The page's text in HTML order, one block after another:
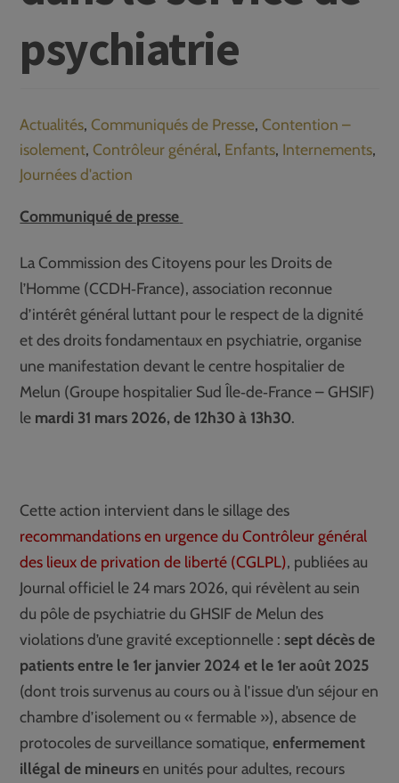
psychiatrie
Actualités, Communiqués de Presse, Contention –
isolement, Contrôleur général, Enfants, Internements,
Journées d'action
Communiqué de presse
La Commission des Citoyens pour les Droits de
l’Homme (CCDH‑France), association reconnue
d’intérêt général luttant pour le respect de la dignité
et des droits fondamentaux en psychiatrie, organise
une manifestation devant le centre hospitalier de
Melun (Groupe hospitalier Sud Île‑de‑France – GHSIF)
le mardi 31 mars 2026, de 12h30 à 13h30.
Cette action intervient dans le sillage des
recommandations en urgence du Contrôleur général
des lieux de privation de liberté (CGLPL), publiées au
Journal officiel le 24 mars 2026, qui révèlent au sein
du pôle de psychiatrie du GHSIF de Melun des
violations d’une gravité exceptionnelle :sept décès de
patients entre le 1er janvier 2024 et le 1er août 2025
(dont trois survenus au cours ou à l’issue d’un séjour en
chambre d’isolement ou « fermable »), absence de
protocoles de surveillance somatique,enfermement
illégal de mineursen unités pour adultes, recours